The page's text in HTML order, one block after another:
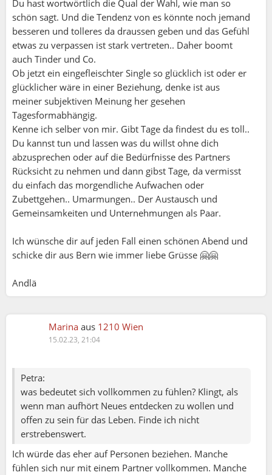
Du hast wortwörtlich die Qual der Wahl, wie man so
schön sagt. Und die Tendenz von es könnte noch jemand
besseren und tolleres da draussen geben und das Gefühl
etwas zu verpassen ist stark vertreten.. Daher boomt
auch Tinder und Co.
Ob jetzt ein eingefleischter Single so glücklich ist oder er
glücklicher wäre in einer Beziehung, denke ist aus
meiner subjektiven Meinung her gesehen
Tagesformabhängig.
Kenne ich selber von mir. Gibt Tage da findest du es toll..
Du kannst tun und lassen was du willst ohne dich
abzusprechen oder auf die Bedürfnisse des Partners
Rücksicht zu nehmen und dann gibst Tage, da vermisst
du einfach das morgendliche Aufwachen oder
Zubettgehen.. Umarmungen.. Der Austausch und
Gemeinsamkeiten und Unternehmungen als Paar.
Ich wünsche dir auf jeden Fall einen schönen Abend und
schicke dir aus Bern wie immer liebe Grüsse 🤗🤗
Andlä
Marina aus 1210 Wien
15.02.23, 21:04
Petra:
was bedeutet sich vollkommen zu fühlen? Klingt, als
wenn man aufhört Neues entdecken zu wollen und
offen zu sein für das Leben. Finde ich nicht
erstrebenswert.
Ich würde das eher auf Personen beziehen. Manche
fühlen sich nur mit einem Partner vollkommen. Manche